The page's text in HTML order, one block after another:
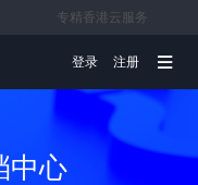
专精香港云服务
文档
登录 注册
中心